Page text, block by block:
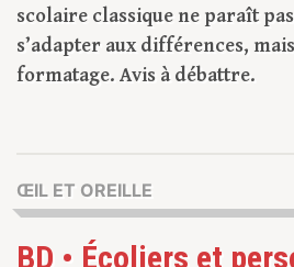
scolaire classique ne paraît
s’adapter aux différences,
formatage. Avis à débattre.
ŒIL ET OREILLE
BD • Écoliers et